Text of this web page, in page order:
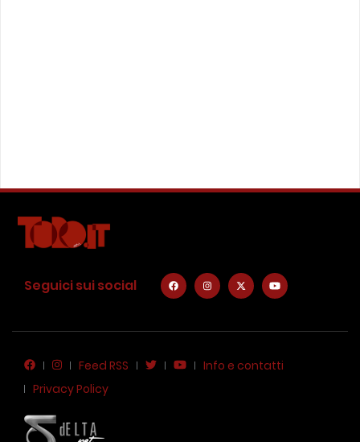
Seguici sui social
Feed RSS
Info e contatti
Privacy Policy